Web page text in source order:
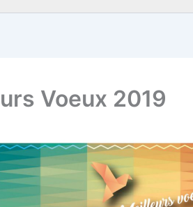
Voeux 2019